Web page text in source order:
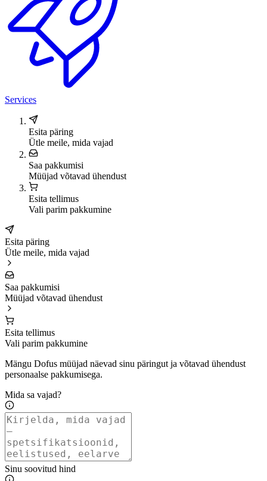
Services
Esita päring
Ütle meile, mida vajad
Saa pakkumisi
Müüjad võtavad ühendust
Esita tellimus
Vali parim pakkumine
Esita päring
Ütle meile, mida vajad
Saa pakkumisi
Müüjad võtavad ühendust
Esita tellimus
Vali parim pakkumine
Mängu Dofus müüjad näevad sinu päringut ja võtavad ühendust
personaalse pakkumisega.
Mida sa vajad?
Sinu soovitud hind